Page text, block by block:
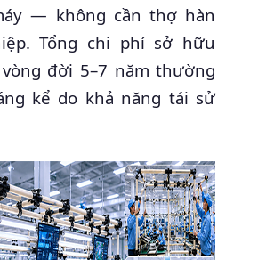
— không cần thợ hàn
Tổng chi phí sở hữu
đời 5–7 năm thường
kể do khả năng tái sử